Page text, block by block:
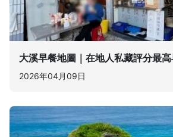
大溪早餐地圖｜在地人私藏評分最
2026年04月09日